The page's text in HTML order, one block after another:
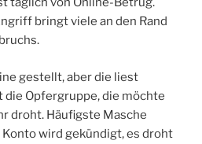
bringt viele an den Rand
gestellt, aber die liest
die Opfergruppe, die möchte
droht. Häufigste Masche
wird gekündigt, es droht